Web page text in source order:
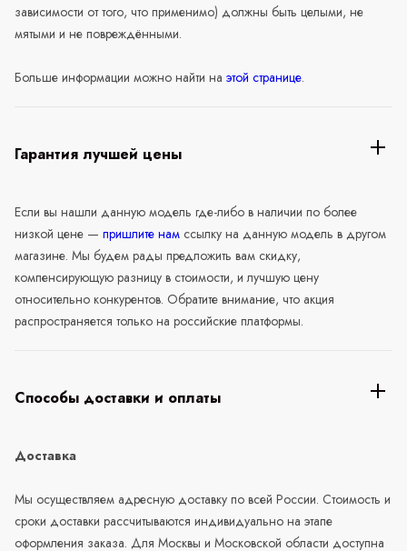
зависимости от того, что применимо) должны быть целыми, не
мятыми и не повреждёнными.
Больше информации можно найти на этой странице.
Гарантия лучшей цены
Если вы нашли данную модель где-либо в наличии по более
низкой цене — пришлите нам ссылку на данную модель в другом
магазине. Мы будем рады предложить вам скидку,
компенсирующую разницу в стоимости, и лучшую цену
относительно конкурентов. Обратите внимание, что акция
распространяется только на российские платформы.
Способы доставки и оплаты
Доставка
Мы осуществляем адресную доставку по всей России. Стоимость и
сроки доставки рассчитываются индивидуально на этапе
оформления заказа. Для Москвы и Московской области доступна